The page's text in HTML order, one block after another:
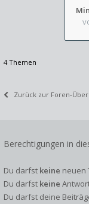
4 Themen
Zurück zur Foren-
Berechtigungen in
Du darfst keine neuen
Du darfst keine
Du darfst deine